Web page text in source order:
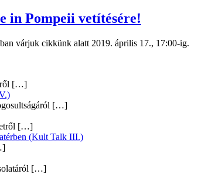
in Pompeii vetítésére!
várjuk cikkünk alatt 2019. április 17., 17:00-ig.
[…]
[…]
[…]
(Kult Talk III.)
[…]